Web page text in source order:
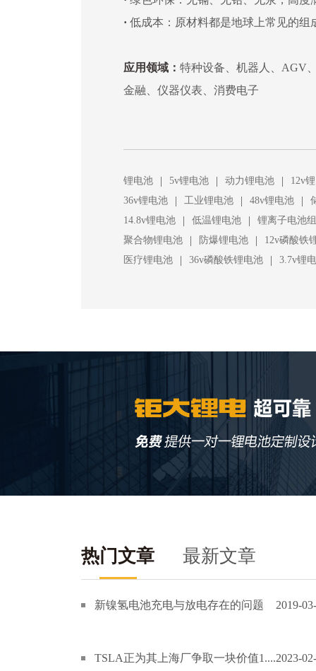
· 低成本：原材料都是地球上常见的组
应用领域： 特种设备、机器人、AGV
金融、仪器仪表、消费电子
锂电池 | 5v锂电池 | 动力锂电池 |
12v
36v锂电池
| 工业锂电池 | 48v锂电池 |
14.8v锂电池
| 低温锂电池 |
锂离子电池组
聚合物锂电池
| 防爆锂电池 |
12v磷酸铁
医疗锂电池
| 36v磷酸铁锂电池 | 3.7v锂
热门文章 最新文章
新镍氢电池充电与放电存在的问题 2019-
TSLA正为其上海厂争取一块价值1....2023-